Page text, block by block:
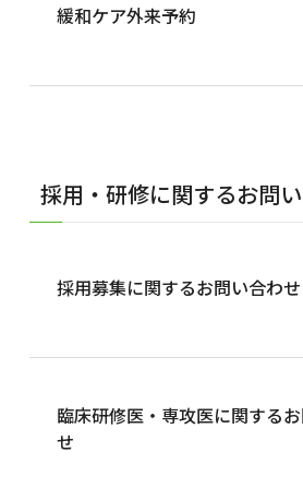
緩和ケア外来予約
採用・研修に関するお問
採用募集に関するお問い合わせ
臨床研修医・専攻医に関する
せ